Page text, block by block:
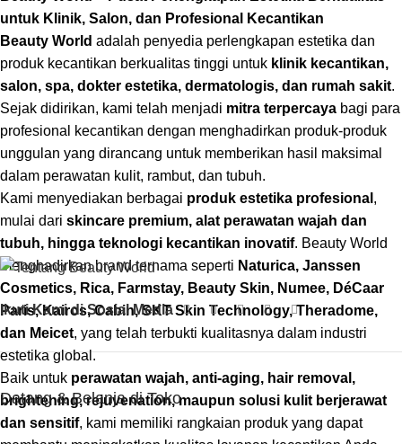
untuk Klinik, Salon, dan Profesional Kecantikan
Beauty World adalah penyedia perlengkapan estetika dan
produk kecantikan berkualitas tinggi untuk klinik kecantikan,
salon, spa, dokter estetika, dermatologis, dan rumah sakit.
Sejak didirikan, kami telah menjadi mitra terpercaya bagi para
profesional kecantikan dengan menghadirkan produk-produk
unggulan yang dirancang untuk memberikan hasil maksimal
dalam perawatan kulit, rambut, dan tubuh.
Kami menyediakan berbagai produk estetika profesional ,
mulai dari skincare premium, alat perawatan wajah dan
tubuh, hingga teknologi kecantikan inovatif. Beauty World
menghadirkan brand ternama seperti Naturica, Janssen
Cosmetics, Rica, Farmstay, Beauty Skin, Numee, DéCaar
Paris, Kairos, Cabin, SKT Skin Technology, Theradome,
dan Meicet, yang telah terbukti kualitasnya dalam industri
estetika global.
Baik untuk perawatan wajah, anti-aging, hair removal,
brightening, rejuvenation, maupun solusi kulit berjerawat
dan sensitif, kami memiliki rangkaian produk yang dapat
Ikuti Kami di Sosial Media
Datang & Belanja di Toko